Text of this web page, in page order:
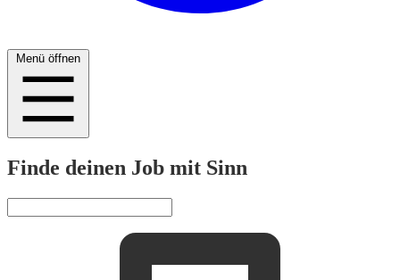
Menü öffnen
Finde deinen Job mit Sinn